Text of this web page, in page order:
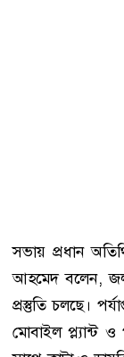
সভায় প্রধান
আহমেদ বলেন,
প্রস্তুতি চলছে।
মোবাইল প্ল্যান্ট